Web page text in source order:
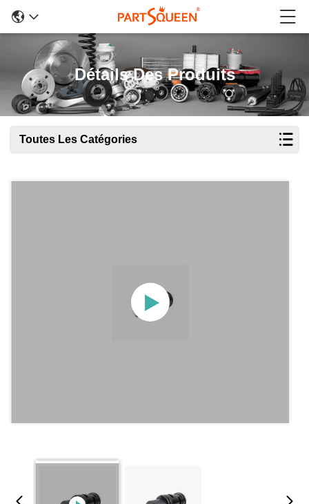
Détails Des Produits
Toutes Les Catégories